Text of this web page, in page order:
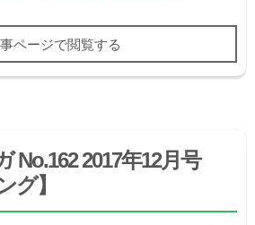
ページで閲覧する
No.162 2017年12月号
グ】